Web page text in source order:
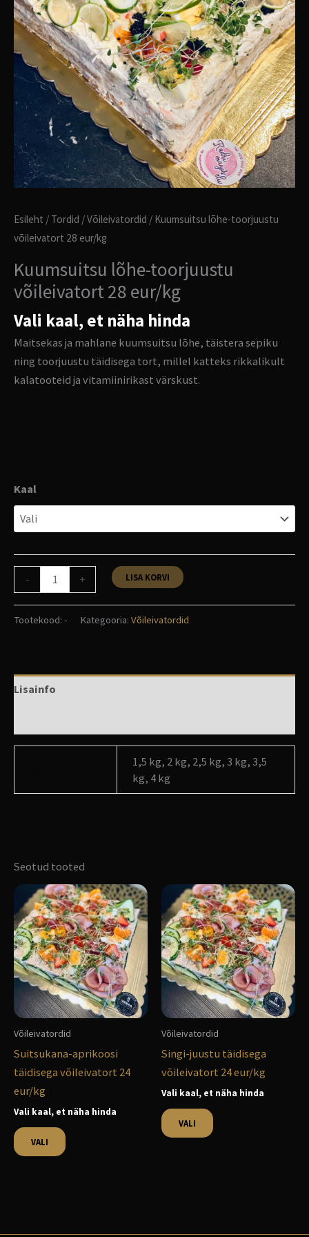
Esileht / Tordid /Võileivatordid / Kuumsuitsu lõhe-toorjuustu
võileivatort 28 eur/kg
Kuumsuitsu lõhe-toorjuustu
võileivatort 28 eur/kg
Vali kaal, et näha hinda
Maitsekas ja mahlane kuumsuitsu lõhe, täistera sepiku
ning toorjuustu täidisega tort, millel katteks rikkalikult
kalatooteid ja vitamiinirikast värskust.
Kaal
- + LISA KORVI
Tootekood: - Kategooria: Võileivatordid
Lisainfo
1,5 kg, 2 kg, 2,5 kg, 3 kg, 3,5
kg, 4 kg
Seotud tooted
Võileivatordid
Suitsukana-aprikoosi
täidisega võileivatort 24
eur/kg
Vali kaal, et näha hinda
VALI
Sellel
tootel
on
mitu
varianti.
Valikuid
saab
teha
tootelehel.
Võileivatordid
Singi-juustu täidisega
võileivatort 24 eur/kg
Vali kaal, et näha hinda
VALI
Sellel
tootel
on
mitu
varianti.
Valikuid
saab
teha
tootelehel.